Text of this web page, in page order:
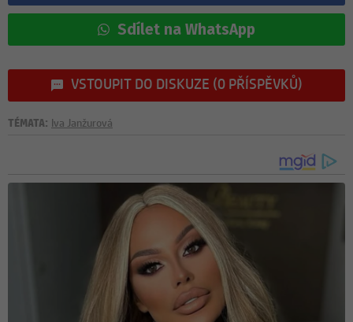
Sdílet na WhatsApp
VSTOUPIT DO DISKUZE (0 PŘÍSPĚVKŮ)
TÉMATA: Iva Janžurová